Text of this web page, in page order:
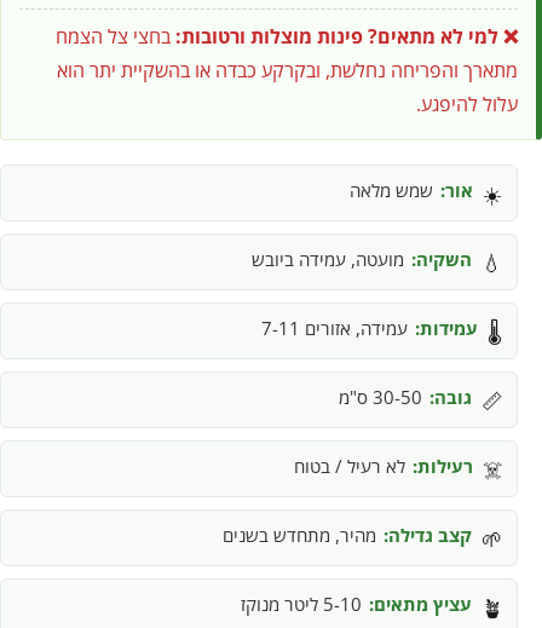
❌ למי לא מתאים?פינות מוצלות ורטובות: בחצי צל הצמח
מתארך והפריחה נחלשת, ובקרקע כבדה או בהשקיית יתר הוא
עלול להיפגע.
☀️ אור: שמש מלאה
💧 השקיה: מועטה, עמידה ביובש
🌡️ עמידות: עמידה, אזורים 7-11
📏 גובה: 30-50 ס"מ
☠️ רעילות: לא רעיל / בטוח
🌱 קצב גדילה: מהיר, מתחדש בשנים
🪴 עציץ מתאים: 5-10 ליטר מנוקז